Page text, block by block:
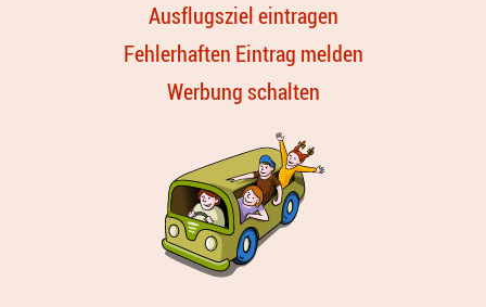
Ausflugsziel eintragen
Fehlerhaften Eintrag melden
Werbung schalten